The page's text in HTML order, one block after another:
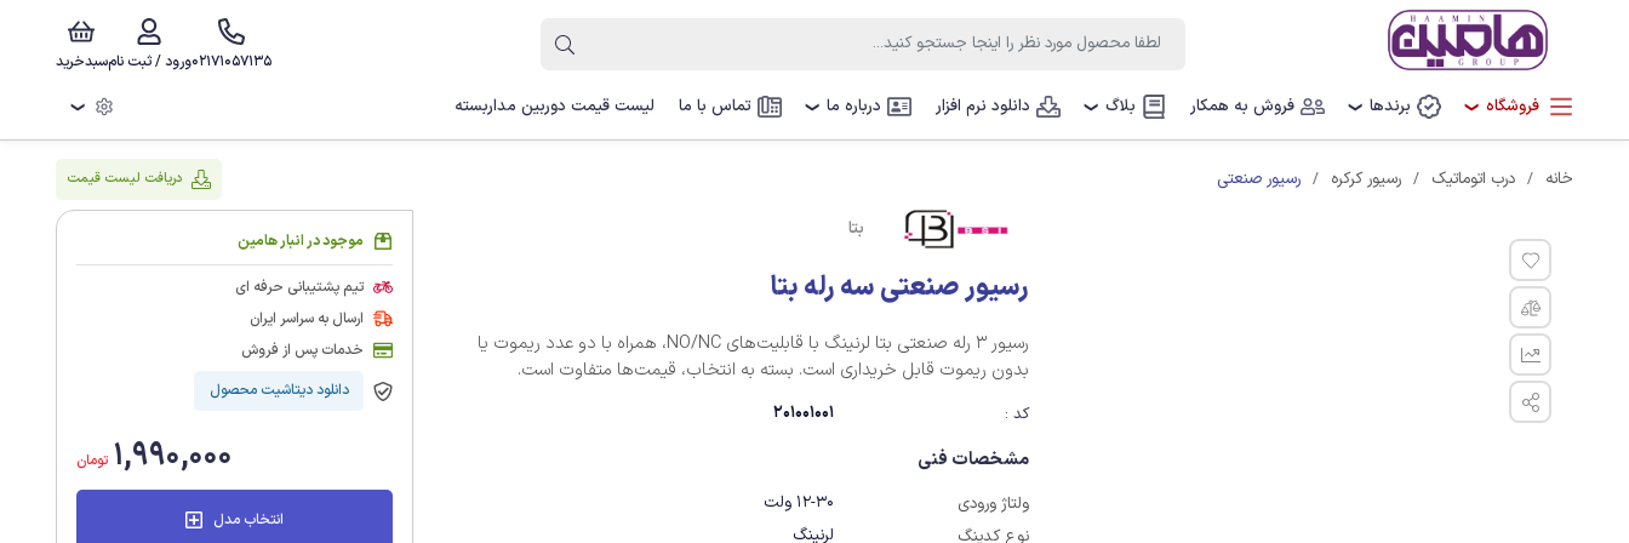
سبدخریدورود / ثبت نام02171057135
فروشگاه ❯ برندها ❯ فروش به همکار بلاگ ❯ دانلود نرم افزار درباره ما ❯ تماس با ما لیست قیمت دوربین مداربسته ❯
خانه درب اتوماتیک رسیور کرکره رسیور صنعتی دریافت لیست قیمت
بتا
رسیور صنعتی سه رله بتا
رسیور 3 رله صنعتی بتا لرنینگ با قابلیت‌های ‏NO/NC، همراه با دو عدد ریموت یا
بدون ریموت قابل خریداری است. بسته به انتخاب، قیمت‌ها متفاوت است.
کد : 201001001
مشخصات فنی
ولتاژ ورودی
12-30 ولت
نوع کدینگ
لرنینگ
موجود در انبار هامین
تیم پشتیبانی حرفه ای
ارسال به سراسر ایران
خدمات پس از فروش
دانلود دیتاشیت محصول
1,990,000 تومان
انتخاب مدل